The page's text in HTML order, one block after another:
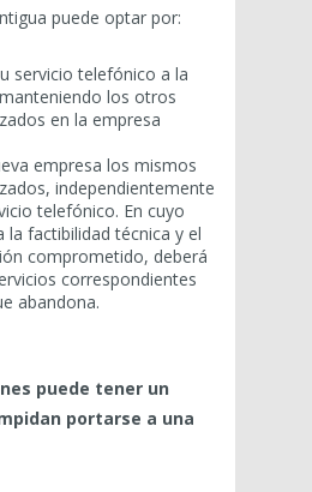
puede optar por:
servicio telefónico a la
los otros
en la empresa
empresa los mismos
independientemente
telefónico. En cuyo
la factibilidad técnica y el
comprometido, deberá
correspondientes
abandona.
puede tener un
portarse a una